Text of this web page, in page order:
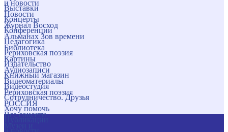
и новости
Новости
Журнал Восход
Альманах Зов времени
Библиотека
Картины
Аудиозаписи
Видеоматериалы
Рериховская поэзия
РОССИЯ
Все соцсети
Выставки
Концерты
Конференции
Педагогика
Рериховская поэзия
Издательство
Книжный магазин
Видеостудия
Сотрудничество. Друзья
Хочу помочь